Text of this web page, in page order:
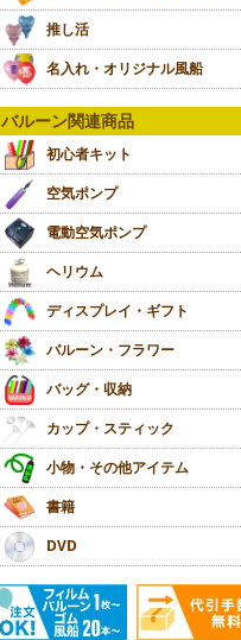
推し活
名入れ・オリジナル風船
バルーン関連商品
初心者キット
空気ポンプ
電動空気ポンプ
ヘリウム
ディスプレイ・ギフト
バルーン・フラワー
バッグ・収納
カップ・スティック
小物・その他アイテム
書籍
DVD